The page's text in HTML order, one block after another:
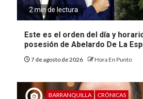
2 min de lectura
Este es el orden del día y
posesión de Abelardo De La
7 de agosto de 2026 Hora En Punto
BARRANQUILLA CRÓNICAS